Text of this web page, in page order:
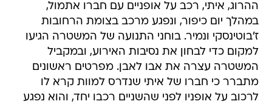
ההרוג, איתי, רכב על אופניים עם חברו אתמול,
במהלך יום כיפור, ונפגע מרכב בצומת הרחובות
ז'בוטינסקי ונמיר. בוחני התנועה של המשטרה הגיעו
למקום כדי לבחון את נסיבות האירוע, ובמקביל
המשטרה עצרה את אבו לאבן. מפרטים ראשונים
מתברר כי חברו של איתי שנדרס למוות קרא לו
לרכוב על אופניו לפני שהשניים רכבו יחד, והוא נפגע